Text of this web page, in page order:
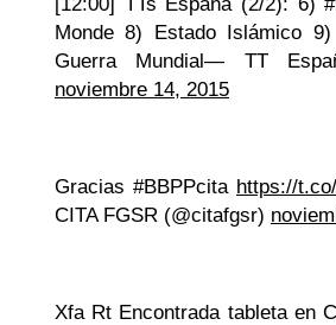
Monde 8) Estado Islámico
Guerra Mundial— TT
noviembre 14, 2015
Gracias #BBPPcita https://
CITA FGSR (@citafgsr)
Xfa Rt Encontrada tableta en